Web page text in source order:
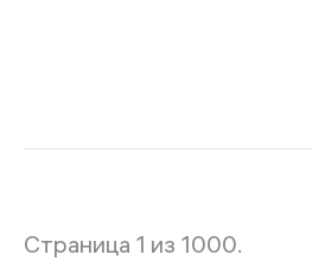
Страница 1 из 1000.